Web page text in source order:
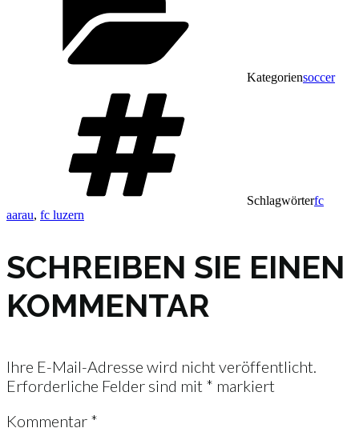
Kategoriensoccer
Schlagwörterfc
aarau, fc luzern
SCHREIBEN SIE EINEN
KOMMENTAR
Ihre E-Mail-Adresse wird nicht veröffentlicht.
Erforderliche Felder sind mit * markiert
Kommentar *